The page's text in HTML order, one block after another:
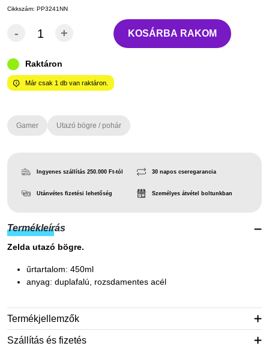
Cikkszám: PP3241NN
- + KOSÁRBA RAKOM
Raktáron
Már csak 1 db van raktáron.
Gamer Utazó bögre / pohár
Ingyenes szállítás 250.000 Ft-tól
Utánvétes fizetési lehetőség
30 napos cseregarancia
Személyes átvétel boltunkban
Termékleírás
Zelda utazó bögre.
űrtartalom: 450ml
anyag: duplafalú, rozsdamentes acél
Termékjellemzők
Szállítás és fizetés